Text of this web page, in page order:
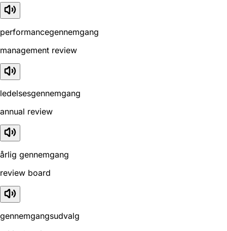
performancegennemgang
management review
ledelsesgennemgang
annual review
årlig gennemgang
review board
gennemgangsudvalg